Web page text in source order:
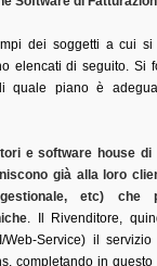
dei soggetti a cui
elencati di seguito. Si
quale piano è
e software house di
già alla loro
etc) che
. Il Rivenditore,
Web-Service) il
completando in